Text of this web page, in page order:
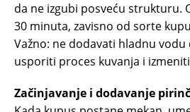
da ne izgubi posveću strukturu.
30 minuta, zavisno od sorte
Važno: ne dodavati hladnu
usporiti proces kuvanja i
Začinjavanje i dodavanje